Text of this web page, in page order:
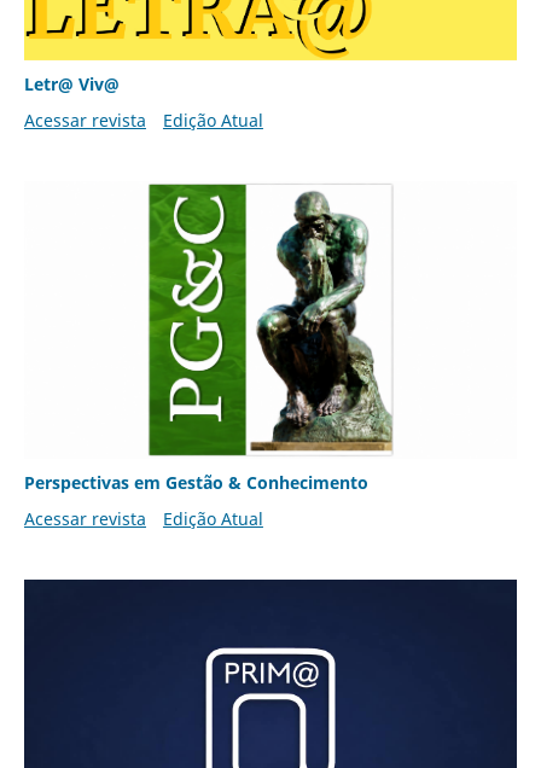
Letr@ Viv@
Acessar revista
Edição Atual
Perspectivas em Gestão & Conhecimento
Acessar revista
Edição Atual